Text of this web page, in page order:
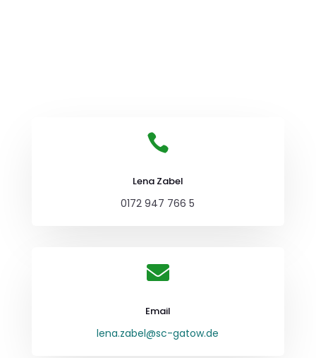

Lena Zabel
0172 947 766 5

Email
lena.zabel@sc-gatow.de